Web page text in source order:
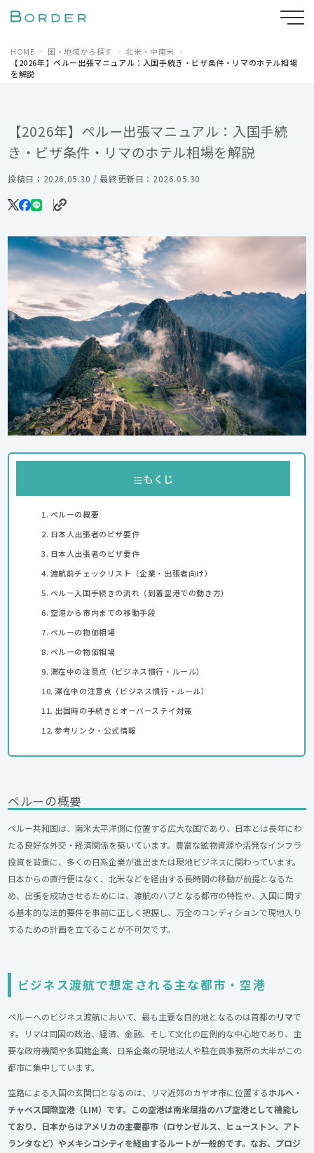
HOME 国・地域から探す
北米・中南米
【2026年】ペルー出張マニュアル：入国手続き・ビザ条件・リマのホテル相場
を解説
【2026年】ペルー出張マニュアル：入国手続
き・ビザ条件・リマのホテル相場を解説
投稿日：2026.05.30 / 最終更新日：2026.05.30
もくじ
ペルーの概要
日本人出張者のビザ要件
日本人出張者のビザ要件
渡航前チェックリスト（企業・出張者向け）
ペルー入国手続きの流れ（到着空港での動き方）
空港から市内までの移動手段
ペルーの物価相場
ペルーの物価相場
滞在中の注意点（ビジネス慣行・ルール）
滞在中の注意点（ビジネス慣行・ルール）
出国時の手続きとオーバーステイ対策
参考リンク・公式情報
ペルーの概要
ペルー共和国は、南米太平洋側に位置する広大な国であり、日本とは長年にわ
たる良好な外交・経済関係を築いています。豊富な鉱物資源や活発なインフラ
投資を背景に、多くの日系企業が進出または現地ビジネスに関わっています。
日本からの直行便はなく、北米などを経由する長時間の移動が前提となるた
め、出張を成功させるためには、渡航のハブとなる都市の特性や、入国に関す
る基本的な法的要件を事前に正しく把握し、万全のコンディションで現地入り
するための計画を立てることが不可欠です。
ビジネス渡航で想定される主な都市・空港
ペルーへのビジネス渡航において、最も主要な目的地となるのは首都のリマで
す。リマは同国の政治、経済、金融、そして文化の圧倒的な中心地であり、主
要な政府機関や多国籍企業、日系企業の現地法人や駐在員事務所の大半がこの
都市に集中しています。
空路による入国の玄関口となるのは、リマ近郊のカヤオ市に位置するホルヘ・
チャベス国際空港（LIM）です。この空港は南米屈指のハブ空港として機能し
ており、日本からはアメリカの主要都市（ロサンゼルス、ヒューストン、アト
ランタなど）やメキシコシティを経由するルートが一般的です。なお、プロジ